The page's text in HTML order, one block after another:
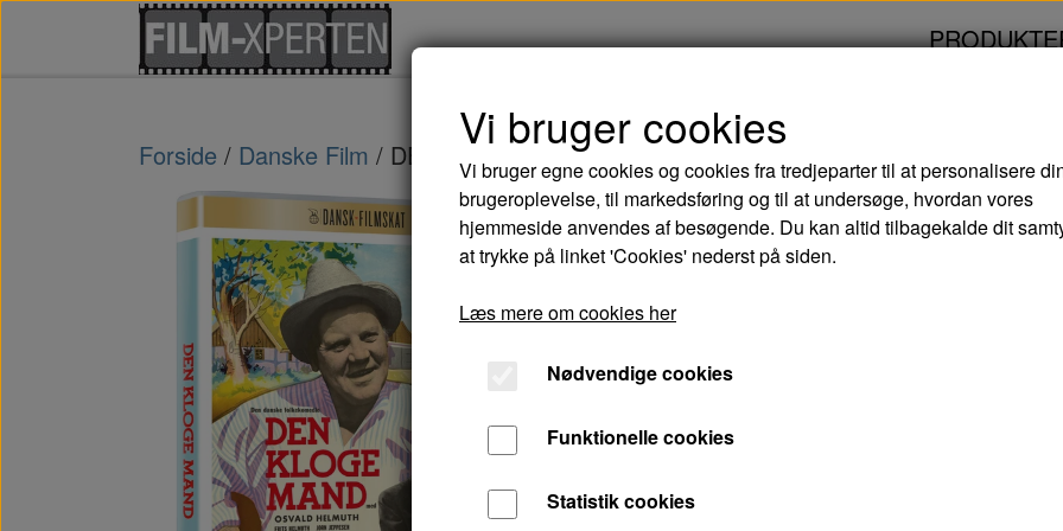
Forside Danske Film DEN KLOGE MAND - DVD
DEN KLOGE MAND
44,00 kr.
Rasmus Thomsen er tækkemand, men han
mand”. Det bryder hans søn Ulf sig ikke
læge. Og distriktslægen Haller gør også sit til
Vi bruger cookies
Vi bruger egne cookies og cookies fra tredjeparter til at personalisere
brugeroplevelse, til markedsføring og til at undersøge, hvordan vores
hjemmeside anvendes af besøgende. Du kan altid tilbagekalde dit
at trykke på linket 'Cookies' nederst på siden.
Læs mere om cookies her
Nødvendige cookies
Funktionelle cookies
Statistik cookies